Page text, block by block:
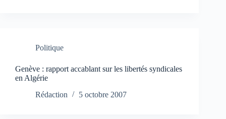
Politique
Genève : rapport accablant sur les libertés syndicales
en Algérie
Rédaction
5 octobre 2007